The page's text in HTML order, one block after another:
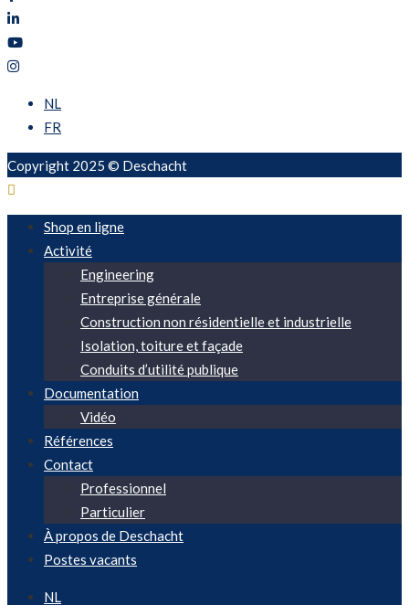
NL
FR
Copyright 2025 © Deschacht
Shop en ligne
Activité
Engineering
Entreprise générale
Construction non résidentielle et industrielle
Isolation, toiture et façade
Conduits d’utilité publique
Documentation
Vidéo
Références
Contact
Professionnel
Particulier
À propos de Deschacht
Postes vacants
NL